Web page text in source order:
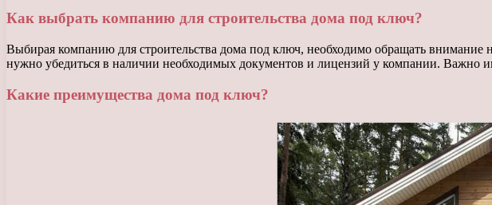
Как выбрать компанию для строительства дома под ключ?
Выбирая компанию для строительства дома под ключ, необходимо обращать
нужно убедиться в наличии необходимых документов и лицензий у компании. Важно
Какие преимущества дома под ключ?